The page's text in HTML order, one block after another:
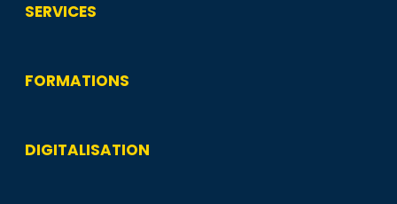
SERVICES
FORMATIONS
DIGITALISATION